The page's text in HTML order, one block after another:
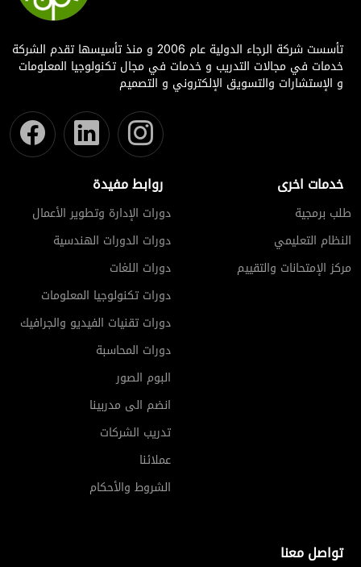
تأسست شركة الرجاء الدولية عام 2006 و منذ تأسيسها تقدم الشركة
خدمات في مجالات التدريب و خدمات في مجال تكنولوجيا المعلومات
و الإستشارات والتسويق الإلكتروني و التصميم
روابط مفيدة
دورات الإدارة وتطوير الأعمال
دورات الدورات الهندسية
دورات اللغات
دورات تكنولوجيا المعلومات
دورات تقنيات الفيديو والجرافيك
دورات المحاسبة
البوم الصور
انضم الى مدربينا
تدريب الشركات
عملائنا
الشروط والأحكام
خدمات اخرى
طلب برمجية
النظام التعليمي
مركز الإمتحانات والتقييم
تواصل معنا